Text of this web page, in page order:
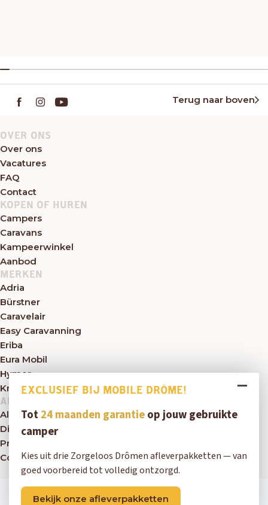
Terug naar boven
OVER ONS
Over ons
Vacatures
FAQ
Contact
KOPEN OF HUREN
Campers
Caravans
Kampeerwinkel
Aanbod
MERKEN
Adria
Bürstner
Caravelair
Easy Caravanning
Eriba
Eura Mobil
Hymer
Knaus
ALGEMEEN
Algemene voorwaarden
Disclaimer
Privacybeleid
Contact
Copyright © 2026 Mobile Drôme
EXCLUSIEF BIJ MOBILE DRÔME!
Tot24 maanden garantieop jouw gebruikte
camper
Kies uit drie Zorgeloos Drômen afleverpakketten — van
goed voorbereid tot volledig ontzorgd.
Bekijk onze afleverpakketten